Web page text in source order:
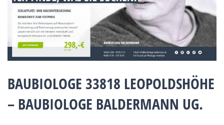
BAUBIOLOGE 33818 LEOPOLDSHÖHE
– BAUBIOLOGE BALDERMANN UG.